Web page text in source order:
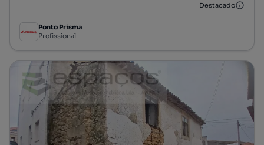
Destacado
Ponto Prisma
Profissional